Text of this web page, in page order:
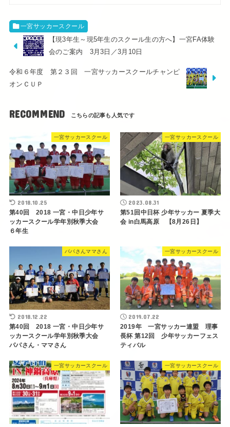
一宮サッカースクール
【現3年生～現5年生のスクール生の方へ】一宮FA体験
会のご案内 3月3日／3月10日
令和６年度 第２３回 一宮サッカースクールチャンピ
オンＣＵＰ
RECOMMEND
一宮サッカースクール
2018.10.25
第40回 2018 一宮・中日少年サ
ッカースクール学年別秋季大会
６年生
一宮サッカースクール
2023.08.31
第51回中日杯 少年サッカー 夏季大
会 in白馬高原 【8月26日】
パパさんママさん
2018.12.22
第40回 2018 一宮・中日少年サ
ッカースクール学年別秋季大会
パパさん・ママさん
一宮サッカースクール
2019.07.22
2019年 一宮サッカー連盟 理事
長杯 第12回 少年サッカーフェス
ティバル
一宮サッカースクール 一宮サッカースクール